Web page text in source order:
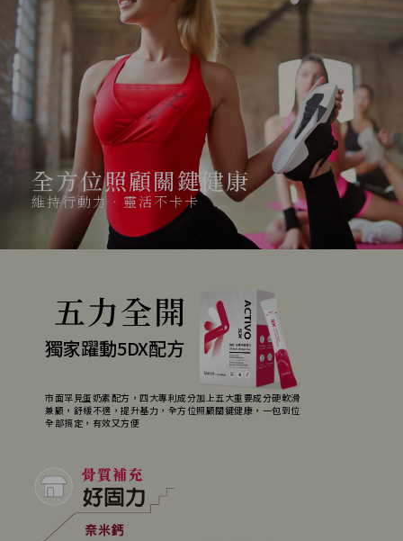
全方位照顧關鍵健康
維持行動力．靈活不卡卡
五力全開
獨家躍動5DX配方
市面罕見蛋奶素配方，四大專利成分加上五大重要成分硬軟滑
兼顧，舒緩不適，提升基力，全方位照顧關鍵健康，一包到位
全部搞定，有效又方便